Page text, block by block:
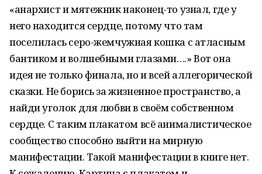
«анархист и мятежник наконец-то узнал, где у
него находится сердце, потому что там
поселилась серо-жемчужная кошка с атласным
бантиком и волшебными глазами….» Вот она
идея не только финала, но и всей аллегорической
сказки. Не борись за жизненное пространство, а
найди уголок для любви в своём собственном
сердце. С таким плакатом всё анималистическое
сообщество способно выйти на мирную
манифестации. Такой манифестации в книге нет.